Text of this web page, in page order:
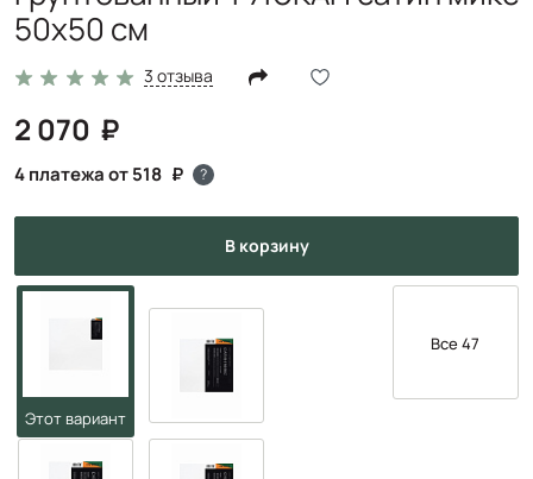
50х50 см
3 отзыва
2 070
4 платежа от 518 ?
в корзину
Все 47